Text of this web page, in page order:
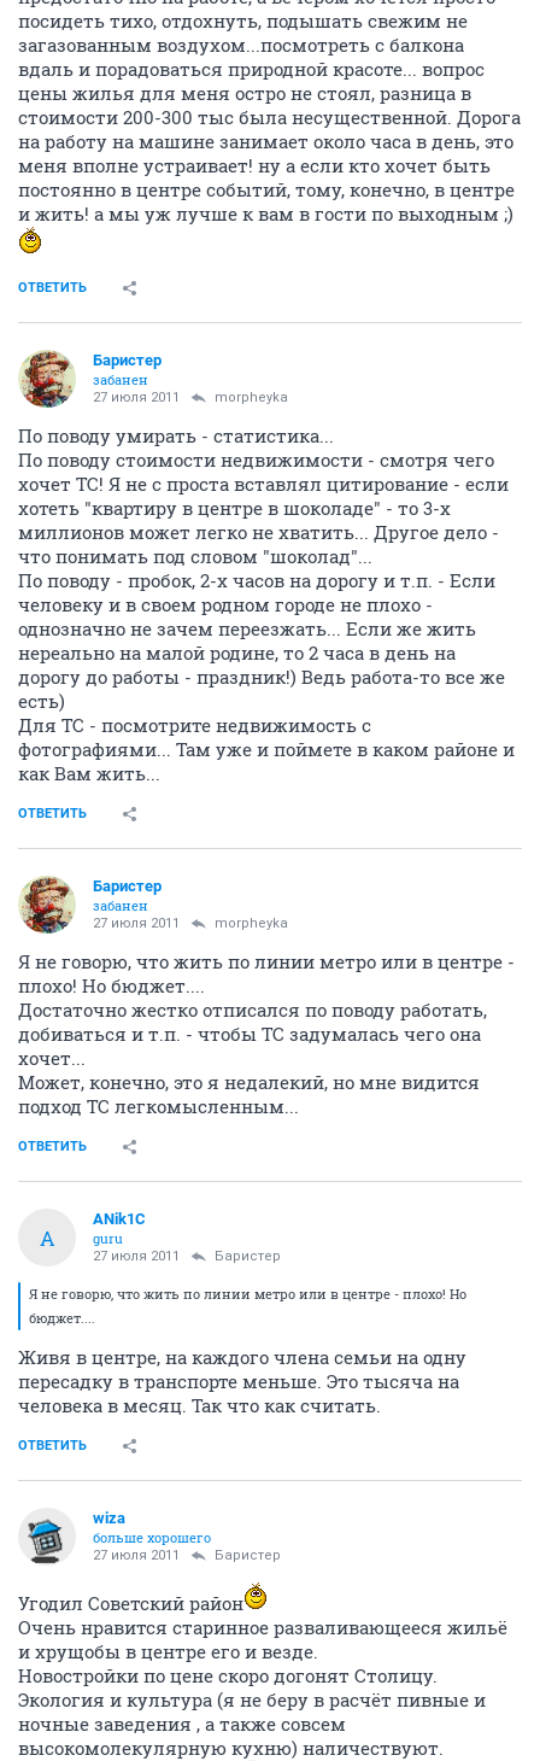
посидеть тихо, отдохнуть, подышать свежим не
загазованным воздухом...посмотреть с балкона
вдаль и порадоваться природной красоте... вопрос
цены жилья для меня остро не стоял, разница в
стоимости 200-300 тыс была несущественной. Дорога
на работу на машине занимает около часа в день, это
меня вполне устраивает! ну а если кто хочет быть
постоянно в центре событий, тому, конечно, в центре
и жить! а мы уж лучше к вам в гости по выходным ;)
ОТВЕТИТЬ
Баристер
забанен
27 июля 2011 morpheyka
По поводу умирать - статистика...
По поводу стоимости недвижимости - смотря чего
хочет ТС! Я не с проста вставлял цитирование - если
хотеть "квартиру в центре в шоколаде" - то 3-х
миллионов может легко не хватить... Другое дело -
что понимать под словом "шоколад"...
По поводу - пробок, 2-х часов на дорогу и т.п. - Если
человеку и в своем родном городе не плохо -
однозначно не зачем переезжать... Если же жить
нереально на малой родине, то 2 часа в день на
дорогу до работы - праздник!) Ведь работа-то все же
есть)
Для ТС - посмотрите недвижимость с
фотографиями... Там уже и поймете в каком районе и
как Вам жить...
ОТВЕТИТЬ
Баристер
забанен
27 июля 2011 morpheyka
Я не говорю, что жить по линии метро или в центре -
плохо! Но бюджет....
Достаточно жестко отписался по поводу работать,
добиваться и т.п. - чтобы ТС задумалась чего она
хочет...
Может, конечно, это я недалекий, но мне видится
подход ТС легкомысленным...
ОТВЕТИТЬ
A
ANik1C
guru
27 июля 2011 Баристер
Я не говорю, что жить по линии метро или в центре - плохо! Но
бюджет....
Живя в центре, на каждого члена семьи на одну
пересадку в транспорте меньше. Это тысяча на
человека в месяц. Так что как считать.
ОТВЕТИТЬ
wiza
больше хорошего
27 июля 2011 Баристер
Угодил Советский район
Очень нравится старинное разваливающееся жильё
и хрущобы в центре его и везде.
Новостройки по цене скоро догонят Столицу.
Экология и культура (я не беру в расчёт пивные и
ночные заведения , а также совсем
высокомолекулярную кухню) наличествуют.